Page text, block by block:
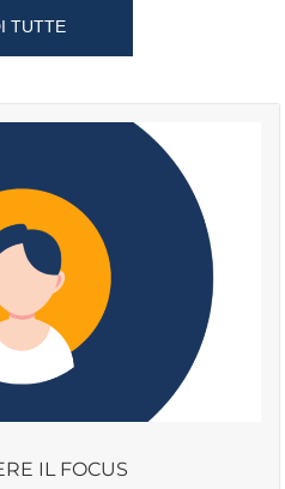
TUTTE
IL FOCUS